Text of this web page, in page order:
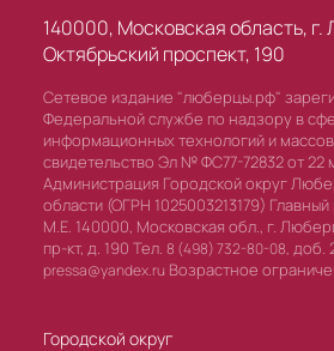
140000, Московская область,
Октябрьский проспект, 190
Сетевое издание "люберцы.рф"
Федеральной службе по надзору в
информационных технологий и
свидетельство Эл № ФС77-72832 от 22
Администрация Городской округ
области (ОГРН 1025003213179)
М.Е. 140000, Московская обл., г.
пр-кт, д. 190 Тел. 8 (498) 732-80-08, доб.
pressa@yandex.ru Возрастное
Городской округ